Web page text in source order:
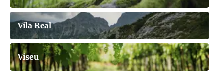
Vila Real
Viseu